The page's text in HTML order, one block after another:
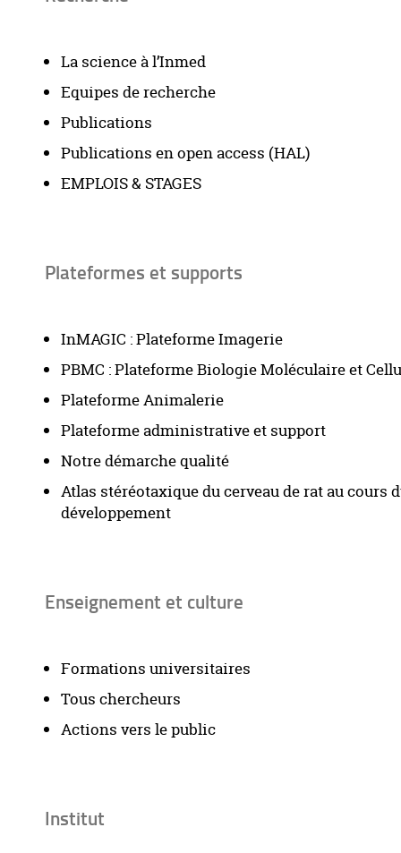
La science à l’Inmed
Equipes de recherche
Publications
Publications en open access (HAL)
EMPLOIS & STAGES
Plateformes et supports
InMAGIC : Plateforme Imagerie
PBMC : Plateforme Biologie Moléculaire et
Plateforme Animalerie
Plateforme administrative et support
Notre démarche qualité
Atlas stéréotaxique du cerveau de rat au cours
développement
Enseignement et culture
Formations universitaires
Tous chercheurs
Actions vers le public
Institut